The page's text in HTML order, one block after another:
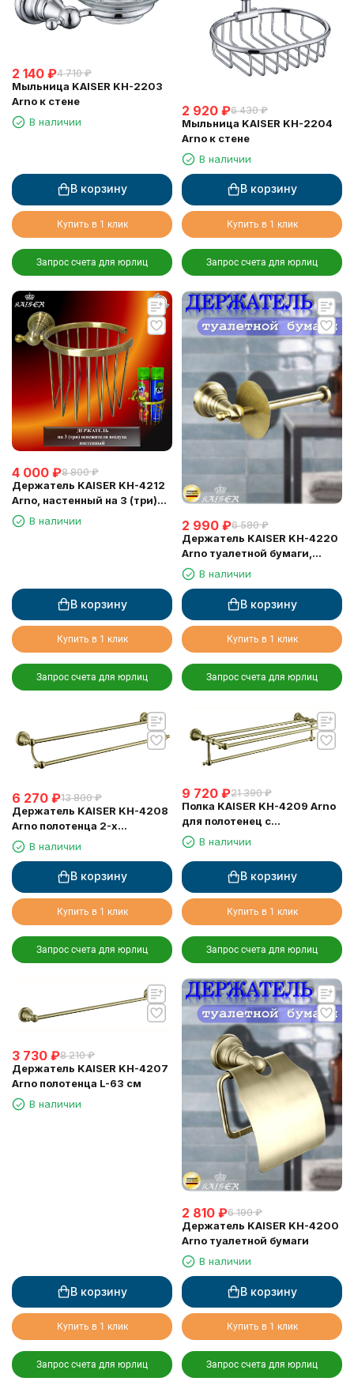
2 140 ₽4 710 ₽
Мыльница KAISER KH-2203
Arno к стене
В наличии
В корзину
Купить в 1 клик
Запрос счета для юрлиц
2 920 ₽6 430 ₽
Мыльница KAISER KH-2204
Arno к стене
В наличии
В корзину
Купить в 1 клик
Запрос счета для юрлиц
4 000 ₽8 800 ₽
Держатель KAISER KH-4212
Arno, настенный на 3 (три)
освежителя воздуха
В наличии
В корзину
Купить в 1 клик
Запрос счета для юрлиц
2 990 ₽6 580 ₽
Держатель KAISER KH-4220
Arno туалетной бумаги,
настенный
В наличии
В корзину
Купить в 1 клик
Запрос счета для юрлиц
6 270 ₽13 800 ₽
Держатель KAISER KH-4208
Arno полотенца 2-х
уровневый 63 см
В наличии
В корзину
Купить в 1 клик
Запрос счета для юрлиц
9 720 ₽21 390 ₽
Полка KAISER KH-4209 Arno
для полотенец с
держателем
В наличии
В корзину
Купить в 1 клик
Запрос счета для юрлиц
3 730 ₽8 210 ₽
Держатель KAISER KH-4207
Arno полотенца L-63 см
В наличии
В корзину
Купить в 1 клик
Запрос счета для юрлиц
2 810 ₽6 190 ₽
Держатель KAISER KH-4200
Arno туалетной бумаги
В наличии
В корзину
Купить в 1 клик
Запрос счета для юрлиц